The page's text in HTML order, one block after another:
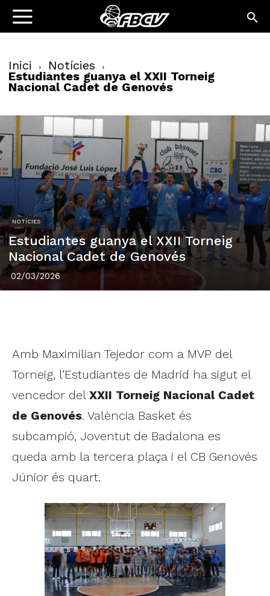
Inici Notícies
Estudiantes guanya el XXII Torneig
Nacional Cadet de Genovés
NOTÍCIES
Estudiantes guanya el XXII Torneig
Nacional Cadet de Genovés
02/03/2026
Amb Maximilian Tejedor com a MVP del
Torneig, l'Estudiantes de Madrid ha sigut el
vencedor del XXII Torneig Nacional Cadet
de Genovés. València Basket és
subcampió, Joventut de Badalona es
queda amb la tercera plaça i el CB Genovés
Júnior és quart.